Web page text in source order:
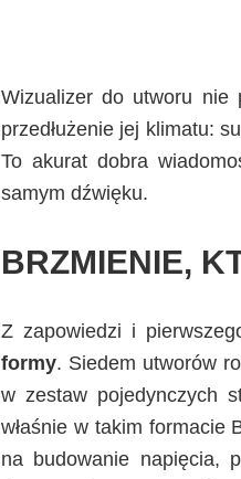
Wizualizer do utworu nie
przedłużenie jej klimatu:
To akurat dobra
samym dźwięku.
BRZMIENIE,
Z zapowiedzi i
formy. Siedem utworów
w zestaw pojedynczych
właśnie w takim formacie
na budowanie napięcia,